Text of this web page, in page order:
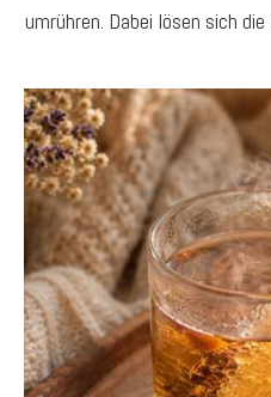
umrühren. Dabei lösen sich